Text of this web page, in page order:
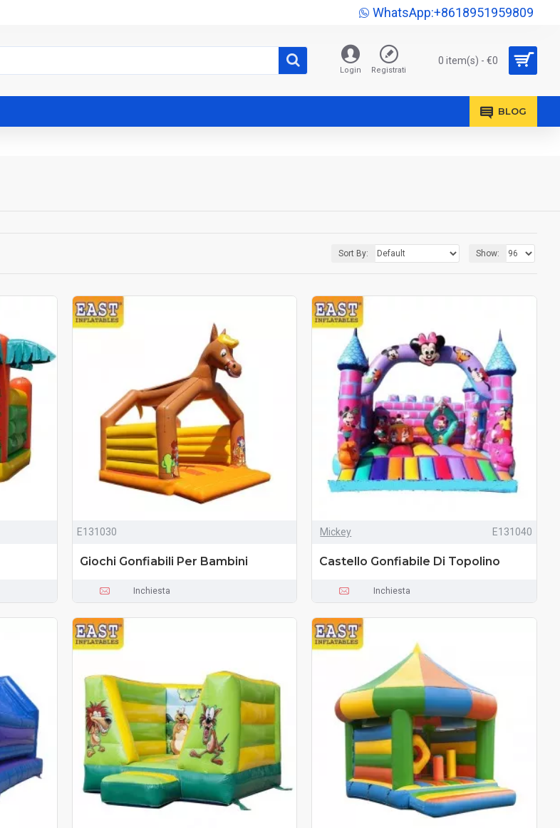
WhatsApp:+8618951959809
Login Registrati
0 item(s) - €0
BLOG
Sort By: Show:
E131030
Giochi Gonfiabili Per Bambini
Inchiesta
Mickey E131040
Castello Gonfiabile Di Topolino
Inchiesta